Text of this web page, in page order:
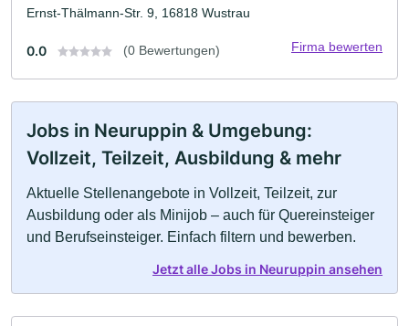
Ernst-Thälmann-Str. 9, 16818 Wustrau
0.0 (0 Bewertungen) Firma bewerten
Jobs in Neuruppin & Umgebung:
Vollzeit, Teilzeit, Ausbildung & mehr
Aktuelle Stellenangebote in Vollzeit, Teilzeit, zur
Ausbildung oder als Minijob – auch für Quereinsteiger
und Berufseinsteiger. Einfach filtern und bewerben.
Jetzt alle Jobs in Neuruppin ansehen